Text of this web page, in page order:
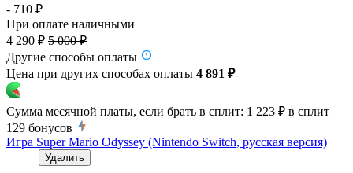
- 710 ₽
При оплате наличными
4 290 ₽ 5 000 ₽
Другие способы оплаты
Цена при других способах оплаты 4 891 ₽
Сумма месячной платы, если брать в сплит: 1 223 ₽ в сплит
129 бонусов
Игра Super Mario Odyssey (Nintendo Switch, русская версия)
Удалить